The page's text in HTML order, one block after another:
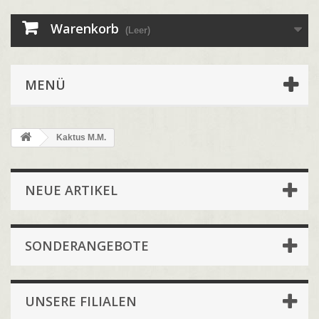
Warenkorb (Leer)
MENÜ
Kaktus M.M.
NEUE ARTIKEL
SONDERANGEBOTE
UNSERE FILIALEN